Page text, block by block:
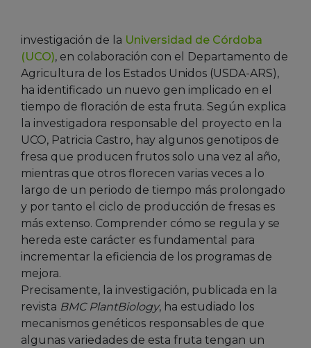
investigación de la Universidad de Córdoba
(UCO), en colaboración con el Departamento de
Agricultura de los Estados Unidos (USDA-ARS),
ha identificado un nuevo gen implicado en el
tiempo de floración de esta fruta. Según explica
la investigadora responsable del proyecto en la
UCO, Patricia Castro, hay algunos genotipos de
fresa que producen frutos solo una vez al año,
mientras que otros florecen varias veces a lo
largo de un periodo de tiempo más prolongado
y por tanto el ciclo de producción de fresas es
más extenso. Comprender cómo se regula y se
hereda este carácter es fundamental para
incrementar la eficiencia de los programas de
mejora.
Precisamente, la investigación, publicada en la
revista BMC PlantBiology, ha estudiado los
mecanismos genéticos responsables de que
algunas variedades de esta fruta tengan un